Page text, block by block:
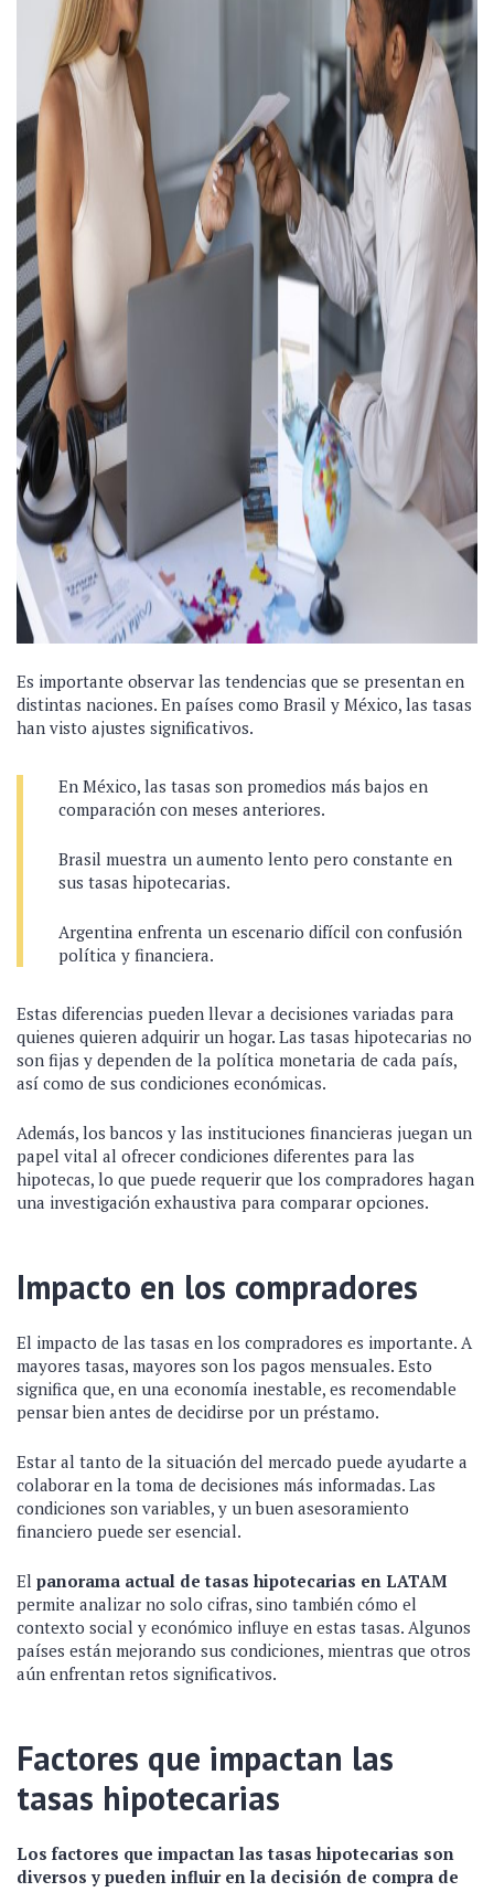
Es importante observar las tendencias que se presentan en
distintas naciones. En países como Brasil y México, las tasas
han visto ajustes significativos.
En México, las tasas son promedios más bajos en
comparación con meses anteriores.
Brasil muestra un aumento lento pero constante en
sus tasas hipotecarias.
Argentina enfrenta un escenario difícil con confusión
política y financiera.
Estas diferencias pueden llevar a decisiones variadas para
quienes quieren adquirir un hogar. Las tasas hipotecarias no
son fijas y dependen de la política monetaria de cada país,
así como de sus condiciones económicas.
Además, los bancos y las instituciones financieras juegan un
papel vital al ofrecer condiciones diferentes para las
hipotecas, lo que puede requerir que los compradores hagan
una investigación exhaustiva para comparar opciones.
Impacto en los compradores
El impacto de las tasas en los compradores es importante. A
mayores tasas, mayores son los pagos mensuales. Esto
significa que, en una economía inestable, es recomendable
pensar bien antes de decidirse por un préstamo.
Estar al tanto de la situación del mercado puede ayudarte a
colaborar en la toma de decisiones más informadas. Las
condiciones son variables, y un buen asesoramiento
financiero puede ser esencial.
El panorama actual de tasas hipotecarias en LATAM
permite analizar no solo cifras, sino también cómo el
contexto social y económico influye en estas tasas. Algunos
países están mejorando sus condiciones, mientras que otros
aún enfrentan retos significativos.
Factores que impactan las
tasas hipotecarias
Los factores que impactan las tasas hipotecarias son
diversos y pueden influir en la decisión de compra de